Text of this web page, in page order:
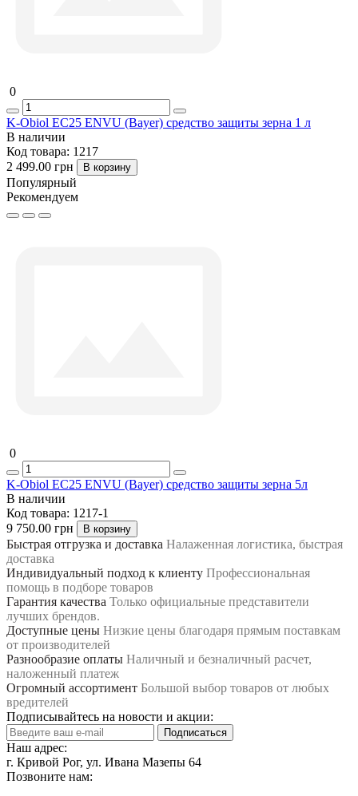
0
K-Obiol ЕС25 ENVU (Bayer) средство защиты зерна 1 л
В наличии
Код товара: 1217
2 499.00 грн
В корзину
Популярный
Рекомендуем
0
K-Obiol ЕС25 ENVU (Bayer) средство защиты зерна 5л
В наличии
Код товара: 1217-1
9 750.00 грн
В корзину
Быстрая отгрузка и доставка Налаженная логистика, быстрая
доставка
Индивидуальный подход к клиенту Профессиональная
помощь в подборе товаров
Гарантия качества Только официальные представители
лучших брендов.
Доступные цены Низкие цены благодаря прямым поставкам
от производителей
Разнообразие оплаты Наличный и безналичный расчет,
наложенный платеж
Огромный ассортимент Большой выбор товаров от любых
вредителей
Подписывайтесь на новости и акции:
Подписаться
Наш адрес:
г. Кривой Рог, ул. Ивана Мазепы 64
Позвоните нам: